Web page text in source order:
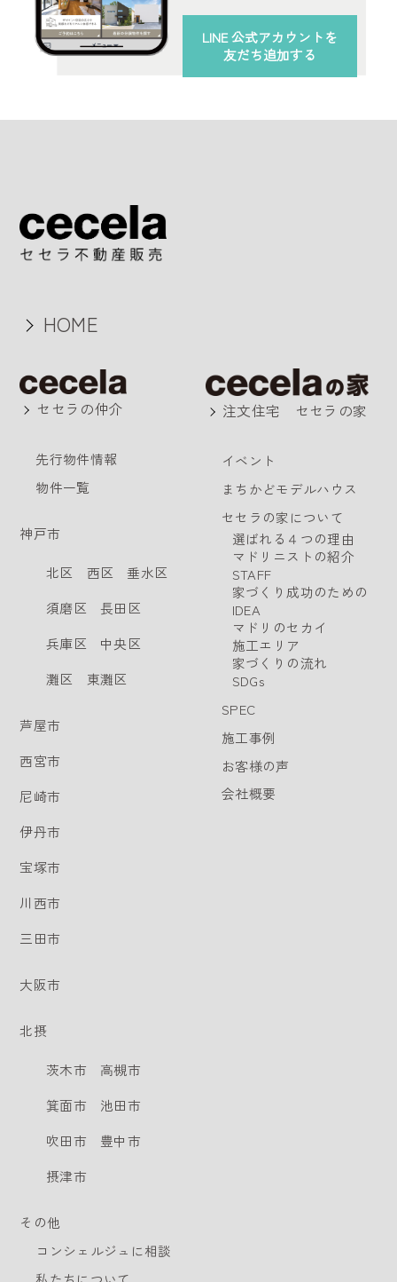
LINE 公式アカウントを
友だち追加する
HOME
セセラの仲介
先行物件情報
物件一覧
神戸市
北区 西区
垂水区
須磨区
長田区
兵庫区
中央区
灘区
東灘区
芦屋市
西宮市
尼崎市
伊丹市
宝塚市
川西市
三田市
大阪市
北摂
茨木市
高槻市
箕面市
池田市
吹田市
豊中市
摂津市
その他
コンシェルジュに相談
注文住宅 セセラの家
イベント
まちかどモデルハウス
セセラの家について
選ばれる４つの理由
マドリニストの紹介
STAFF
家づくり成功のための
IDEA
マドリのセカイ
施工エリア
家づくりの流れ
SDGs
SPEC
施工事例
お客様の声
会社概要